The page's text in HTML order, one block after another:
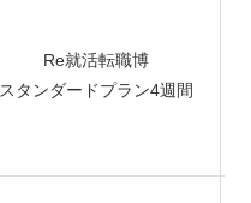
Re就活転職博
スタンダードプラン4週間